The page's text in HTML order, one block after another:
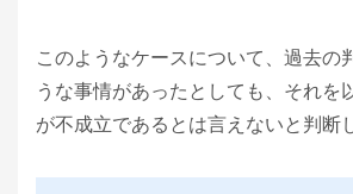
このようなケースについて、過去の
うな事情があったとしても、それを
が不成立であるとは言えないと判断